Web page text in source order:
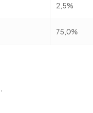
2,5%
75,0%
.